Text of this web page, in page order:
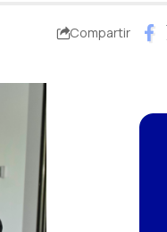
Compartir